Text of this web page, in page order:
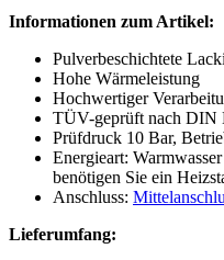
Informationen zum Artikel:
Pulverbeschichtete
Hohe Wärmeleistung
Hochwertiger
TÜV-geprüft nach DIN
Prüfdruck 10 Bar,
Energieart:
benötigen Sie ein
Anschluss:
Lieferumfang: